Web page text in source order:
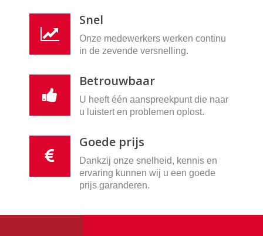
Snel
Onze medewerkers werken continu
in de zevende versnelling.
Betrouwbaar
U heeft één aanspreekpunt die naar
u luistert en problemen oplost.
Goede prijs
Dankzij onze snelheid, kennis en
ervaring kunnen wij u een goede
prijs garanderen.